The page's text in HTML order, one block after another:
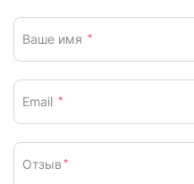
Ваше имя *
Email *
Отзыв *